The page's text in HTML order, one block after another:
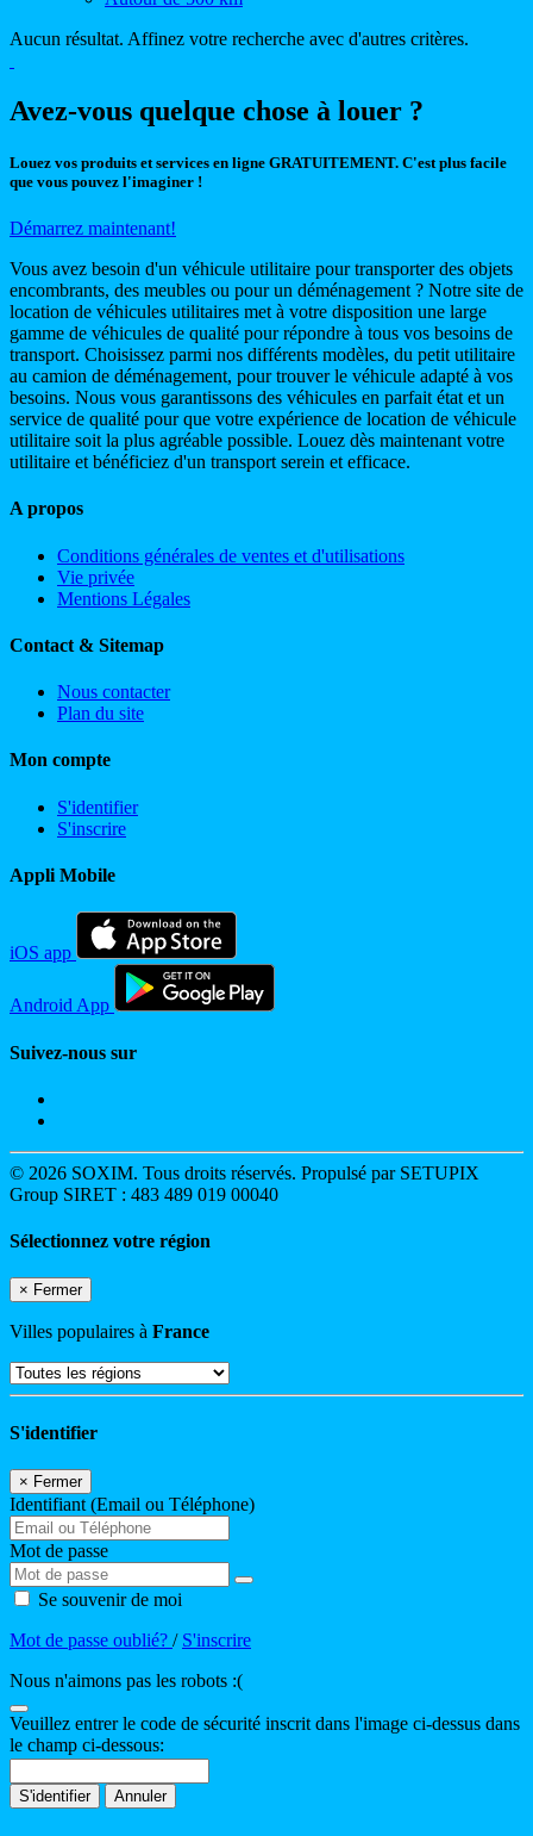
Aucun résultat. Affinez votre recherche avec d'autres critères.
Avez-vous quelque chose à louer ?
Louez vos produits et services en ligne GRATUITEMENT. C'est plus facile
que vous pouvez l'imaginer !
Démarrez maintenant!
Vous avez besoin d'un véhicule utilitaire pour transporter des objets
encombrants, des meubles ou pour un déménagement ? Notre site de
location de véhicules utilitaires met à votre disposition une large
gamme de véhicules de qualité pour répondre à tous vos besoins de
transport. Choisissez parmi nos différents modèles, du petit utilitaire
au camion de déménagement, pour trouver le véhicule adapté à vos
besoins. Nous vous garantissons des véhicules en parfait état et un
service de qualité pour que votre expérience de location de véhicule
utilitaire soit la plus agréable possible. Louez dès maintenant votre
utilitaire et bénéficiez d'un transport serein et efficace.
A propos
Conditions générales de ventes et d'utilisations
Vie privée
Mentions Légales
Contact & Sitemap
Nous contacter
Plan du site
Mon compte
S'identifier
S'inscrire
Appli Mobile
iOS app
Android App
Suivez-nous sur
© 2026 SOXIM. Tous droits réservés. Propulsé par SETUPIX
Group SIRET : 483 489 019 00040
Sélectionnez votre région
× Fermer
Villes populaires à France
S'identifier
× Fermer
Identifiant (Email ou Téléphone)
Mot de passe
Se souvenir de moi
Mot de passe oublié? / S'inscrire
Nous n'aimons pas les robots :(
Veuillez entrer le code de sécurité inscrit dans l'image ci-dessus dans
le champ ci-dessous:
S'identifier Annuler